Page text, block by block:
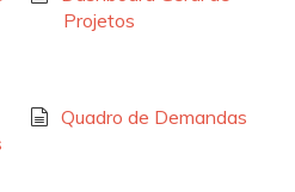
Projetos
Quadro de Demandas